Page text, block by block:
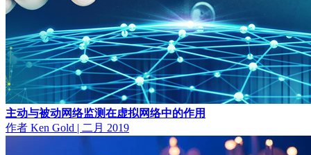
主动与被动网络监测在虚拟网络中的作用
作者 Ken Gold | 二月 2019